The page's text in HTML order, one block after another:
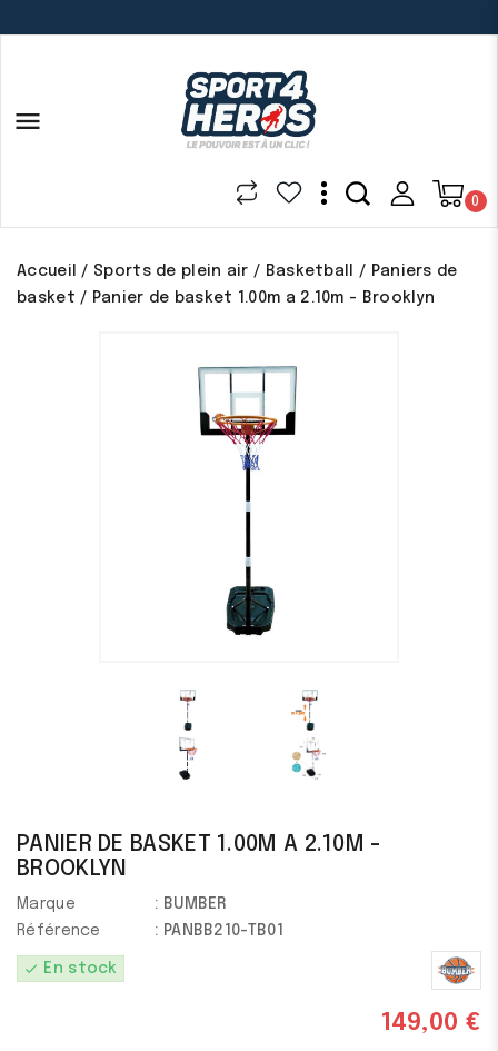

0
Accueil Sports de plein air Basketball
Paniers de
basket
Panier de basket 1.00m a 2.10m - Brooklyn
PANIER DE BASKET 1.00M A 2.10M -
BROOKLYN
Marque
: BUMBER
Référence
: PANBB210-TB01
check En stock
149,00 €